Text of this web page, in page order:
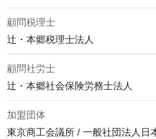
顧問税理士
辻・本郷税理士法人
顧問社労士
辻・本郷社会保険労務士法人
加盟団体
東京商工会議所 / 一般社団法人日